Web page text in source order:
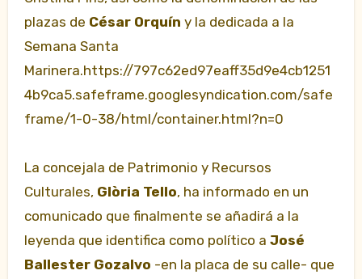
plazas de César Orquín y la dedicada a la
Semana Santa
Marinera.https://797c62ed97eaff35d9e4cb1251
4b9ca5.safeframe.googlesyndication.com/safe
frame/1-0-38/html/container.html?n=0
La concejala de Patrimonio y Recursos
Culturales, Glòria Tello, ha informado en un
comunicado que finalmente se añadirá a la
leyenda que identifica como político a José
Ballester Gozalvo -en la placa de su calle- que